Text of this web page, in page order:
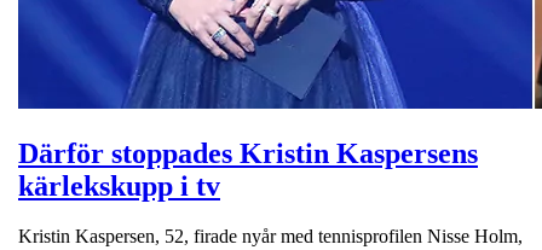
Därför stoppades Kristin Kaspersens
kärlekskupp i tv
Kristin Kaspersen, 52, firade nyår med tennisprofilen Nisse Holm,